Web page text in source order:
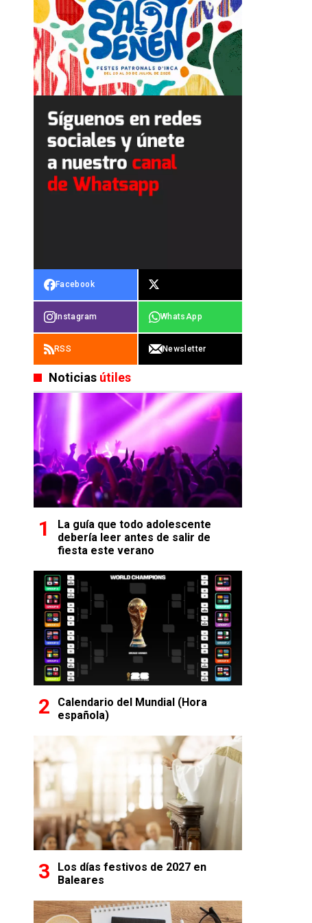
Facebook
Instagram WhatsApp
RSS Newsletter
Noticias útiles
La guía que todo adolescente
debería leer antes de salir de
fiesta este verano
Calendario del Mundial (Hora
española)
Los días festivos de 2027 en
Baleares